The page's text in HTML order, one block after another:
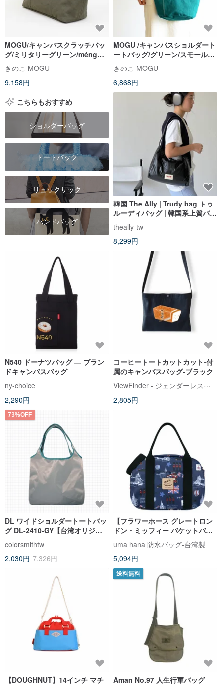
MOGU/キャンバスクラッチバッ
グ/ミリタリーグリーン/méng阿
きのこ MOGU
9,158円
MOGU /キャンバスショルダート
ートバッグ/グリーン/スモールカ
きのこ MOGU
6,868円
こちらもおすすめ
ショルダーバッグ
トートバッグ
リュックサック
ハンドバッグ
韓国 The Ally | Trudy bag トゥ
ルーディバッグ | 韓国系上質バッ
グ（ポーチ付き）
theally-tw
8,299円
N540 ドーナツバッグ ― ブラン
ドキャンバスバッグ
ny-choice
2,290円
コーヒートートカットカット-付
属のキャンバスバッグ-ブラック
ViewFinder - ジェンダーレスコラボ服 & ライセンスグッズ
2,805円
73%OFF
DL ワイドショルダートートバッ
グ DL-2410-GY【台湾オリジナ
ルバッグブランド】
colorsmithtw
2,030円 7,326円
【フラワーホース グレートロン
ドン・ミッフィー バケットバッ
グ】台湾製 多仕切り 斜め背 携帯
両用 防水バッグ
uma hana 防水バッグ-台湾製
5,094円
【DOUGHNUT】14インチ マチ
送料無料
Aman No.97 人生行軍バッグ